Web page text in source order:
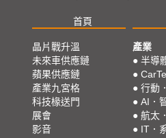
首頁
晶片戰升溫
未來車供應鏈
蘋果供應鏈
產業九宮格
科技椽送門
展會
影音
產業
● 半導
●
● 行動
● AI．
● 航太
● IT．